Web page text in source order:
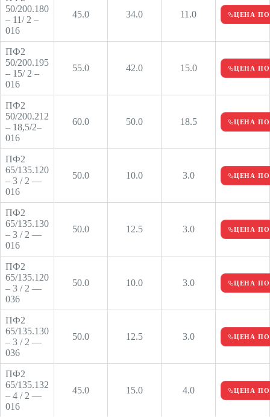
50/200.180
– 11/ 2 –
016
45.0 34.0 11.0 ЦЕНА
ПФ2
50/200.195
– 15/ 2 –
016
55.0 42.0 15.0 ЦЕНА
ПФ2
50/200.212
– 18,5/2–
016
60.0 50.0 18.5 ЦЕНА
ПФ2
65/135.120
– 3 / 2 —
016
50.0 10.0 3.0 ЦЕНА
ПФ2
65/135.130
– 3 / 2 —
016
50.0 12.5 3.0 ЦЕНА
ПФ2
65/135.120
– 3 / 2 —
036
50.0 10.0 3.0 ЦЕНА
ПФ2
65/135.130
– 3 / 2 —
036
50.0 12.5 3.0 ЦЕНА
ПФ2
65/135.132
– 4 / 2 —
016
45.0 15.0 4.0 ЦЕНА